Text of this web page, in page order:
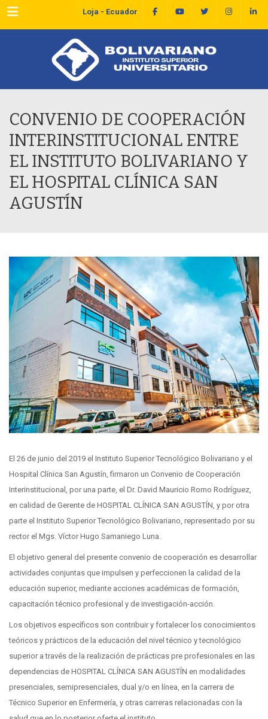
Menu Loja - Ecuador
CONVENIO DE COOPERACIÓN
INTERINSTITUCIONAL ENTRE
EL INSTITUTO BOLIVARIANO Y
EL HOSPITAL CLÍNICA SAN
AGUSTÍN
El 26 de junio del 2019 el Instituto Superior Tecnológico Bolivariano y el
Hospital Clínica San Agustín, firmaron un Convenio de Cooperación
Interinstitucional, por una parte, el Dr. David Mauricio Romo Rodríguez,
en calidad de Gerente de HOSPITAL CLÍNICA SAN AGUSTÍN, y por otra
parte el Instituto Superior Tecnológico Bolivariano, representado por su
rector el Mgs. Víctor Hugo Samaniego Luna.
El objetivo general del presente convenio de cooperación es desarrollar
actividades conjuntas que impulsen y perfeccionen la calidad de la
educación superior, mediante acciones académicas de formación,
capacitación técnico profesional y de investigación-acción.
Los objetivos específicos son contribuir y fortalecer los conocimientos
teóricos y prácticos de la educación del nivel técnico y tecnológico
superior a través de la realización de prácticas pre profesionales en las
dependencias de HOSPITAL CLÍNICA SAN AGUSTÍN en modalidades
presenciales, semipresenciales, dual y/o en línea, en la carrera de
Técnico Superior en Enfermería, y otras carreras relacionadas con la